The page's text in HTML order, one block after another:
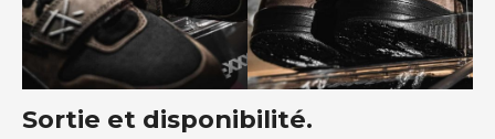
Sortie et disponibilité.